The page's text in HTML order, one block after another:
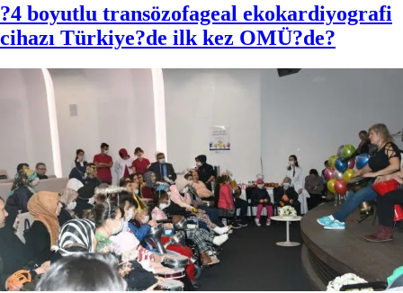
?4 boyutlu transözofageal ekokardiyografi
cihazı Türkiye?de ilk kez OMÜ?de?